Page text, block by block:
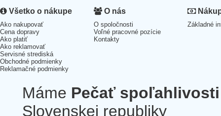
Všetko o nákupe
Ako nakupovať
Cena dopravy
Ako platiť
Ako reklamovať
Servisné strediská
Obchodné podmienky
Reklamačné podmienky
O nás
O spoločnosti
Voľné pracovné pozície
Kontakty
Základné
Máme Pečať spoľahlivosti
Slovenskej republiky